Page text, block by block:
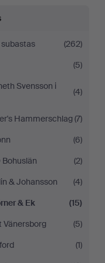
subastas
(262)
(5)
Svensson i
(4)
Hammerschlag(7)
(6)
(2)
& Johansson
(4)
& Ek
(15)
Vänersborg
(5)
(1)